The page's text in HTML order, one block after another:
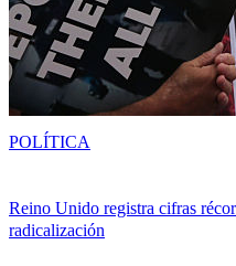
Reino Unido registra cifras
radicalización
POLÍTICA